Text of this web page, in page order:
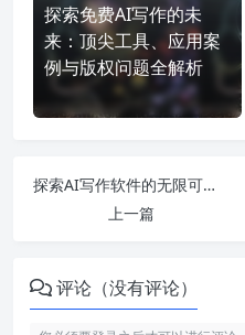
探索免费AI写作的未
来：顶尖工具、应用案
例与版权问题全解析
探索AI写作软件的无限可能：最强实用免费工具推荐与使用指南
上一篇
评论（没有评论）